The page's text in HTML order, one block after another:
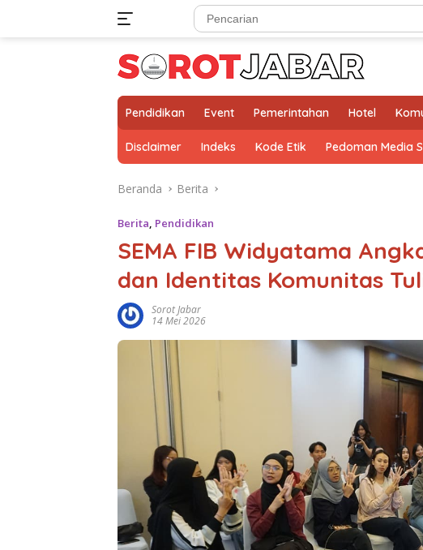
Pendidikan Event Pemerintahan Hotel
Disclaimer Indeks Kode Etik Pedoman Media
Beranda Berita
Berita, Pendidikan
SEMA FIB Widyatama
dan Identitas Komunitas
Sorot Jabar
14 Mei 2026